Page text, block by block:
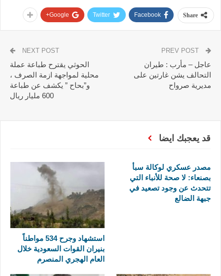
Share
Facebook
Twitter
Google+
عاجل – مأرب : طيران
التحالف يشن غارتين على
مديرية صرواح
NEXT POST
الحوثي يقترح طباعة عملة
محلية لمواجهة ازمة الصرف ،
و”بحاح ” يكشف عن طباعة
600 مليار ريال
قد يعجبك ايضا
مصدر عسكري لوكالة سبأ
بصنعاء: لا صحة للأنباء التي
تتحدث عن وجود تصعيد في
جبهة الضالع
استشهاد وجرح 534 مواطناً
بنيران القوات السعودية خلال
العام الهجري المنصرم